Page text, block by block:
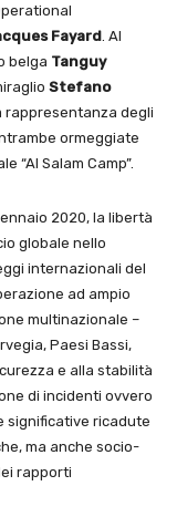
Fayard . Al
belga Tanguy
Stefano
rappresentanza degli
ormeggiate
“Al Salam Camp”.
2020, la libertà
globale nello
internazionali del
ad ampio
multinazionale –
Paesi Bassi,
e alla stabilità
di incidenti ovvero
significative ricadute
ma anche socio-
rapporti